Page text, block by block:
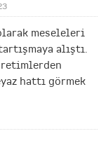
meseleleri
alıştı.
hattı görmek